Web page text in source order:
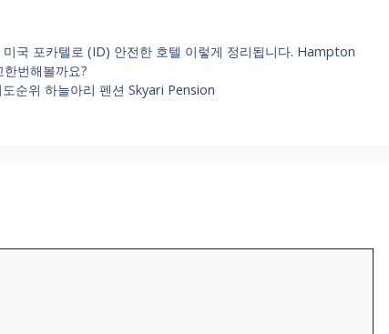
국 포카텔로 (ID) 안전한 호텔 이렇게 정리됩니다. Hampton
번해볼까요?
순위 하늘아리 펜션 Skyari Pension